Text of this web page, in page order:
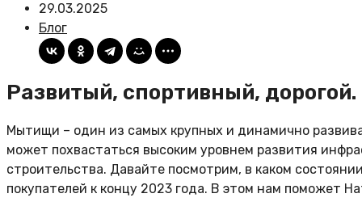
29.03.2025
Блог
Развитый, спортивный,
Мытищи – один из самых крупных и динамично
может похвастаться высоким уровнем развития
строительства. Давайте посмотрим, в каком
покупателей к концу 2023 года. В этом нам поможет